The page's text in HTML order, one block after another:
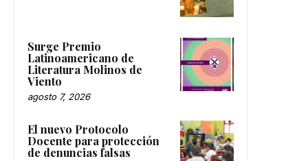
Surge Premio
Latinoamericano de
Literatura Molinos de
Viento
agosto 7, 2026
El nuevo Protocolo
Docente para protección
de denuncias falsas